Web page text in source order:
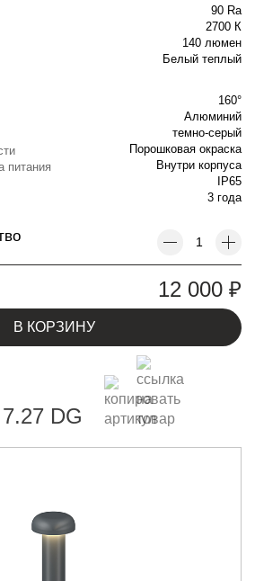
90 Ra
2700 К
140 люмен
Белый теплый
160°
Алюминий
темно-серый
Порошковая окраска
питания
Внутри корпуса
IP65
3 года
12 000 ₽
В КОРЗИНУ
DG